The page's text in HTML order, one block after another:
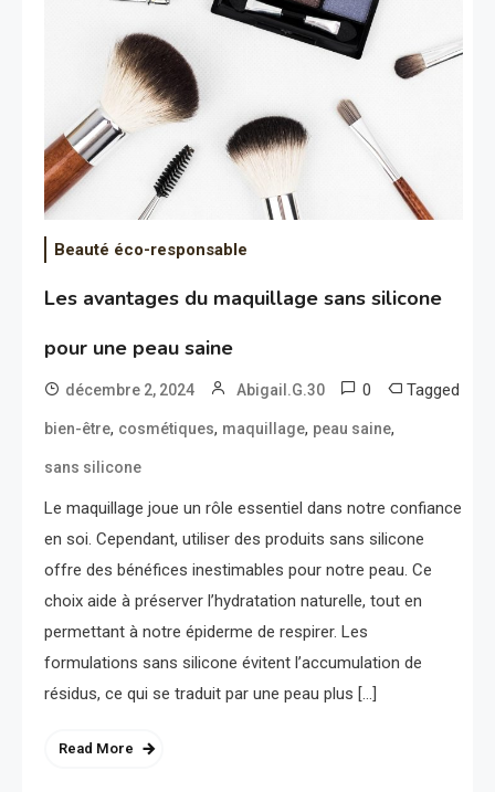
Beauté éco-responsable
Les avantages du maquillage sans silicone
pour une peau saine
décembre 2, 2024 Abigail.G.30 0 Tagged
bien-être, cosmétiques, maquillage, peau saine,
sans silicone
Le maquillage joue un rôle essentiel dans notre confiance
en soi. Cependant, utiliser des produits sans silicone
offre des bénéfices inestimables pour notre peau. Ce
choix aide à préserver l’hydratation naturelle, tout en
permettant à notre épiderme de respirer. Les
formulations sans silicone évitent l’accumulation de
résidus, ce qui se traduit par une peau plus […]
Read More